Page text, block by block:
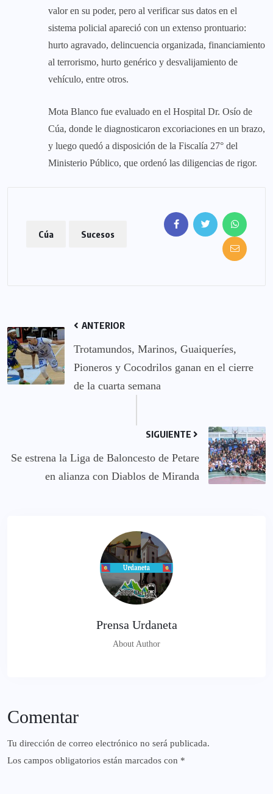
valor en su poder, pero al verificar sus datos en el
sistema policial apareció con un extenso prontuario:
hurto agravado, delincuencia organizada, financiamiento
al terrorismo, hurto genérico y desvalijamiento de
vehículo, entre otros.
Mota Blanco fue evaluado en el Hospital Dr. Osío de
Cúa, donde le diagnosticaron excoriaciones en un brazo,
y luego quedó a disposición de la Fiscalía 27° del
Ministerio Público, que ordenó las diligencias de rigor.
Cúa Sucesos
ANTERIOR
Trotamundos, Marinos, Guaiqueríes,
Pioneros y Cocodrilos ganan en el cierre
de la cuarta semana
SIGUIENTE
Se estrena la Liga de Baloncesto de Petare
en alianza con Diablos de Miranda
Prensa Urdaneta
About Author
Comentar
Tu dirección de correo electrónico no será publicada.
Los campos obligatorios están marcados con *